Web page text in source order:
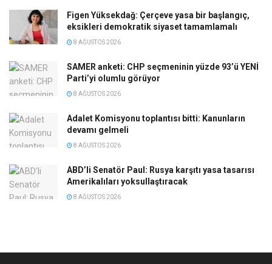
Figen Yüksekdağ: Çerçeve yasa bir başlangıç,
eksikleri demokratik siyaset tamamlamalı
8 AĞUSTOS 2026
SAMER anketi: CHP seçmeninin yüzde 93’ü YENİ
Parti’yi olumlu görüyor
8 AĞUSTOS 2026
Adalet Komisyonu toplantısı bitti: Kanunların
devamı gelmeli
8 AĞUSTOS 2026
ABD’li Senatör Paul: Rusya karşıtı yasa tasarısı
Amerikalıları yoksullaştıracak
8 AĞUSTOS 2026